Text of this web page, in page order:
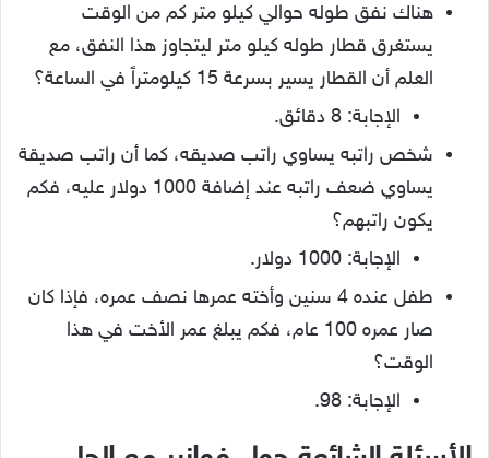
هناك نفق طوله حوالي كيلو متر كم من الوقت
يستغرق قطار طوله كيلو متر ليتجاوز هذا النفق، مع
العلم أن القطار يسير بسرعة 15 كيلومتراً في الساعة؟
الإجابة: 8 دقائق.
شخص راتبه يساوي راتب صديقه، كما أن راتب صديقة
يساوي ضعف راتبه عند إضافة 1000 دولار عليه، فكم
يكون راتبهم؟
الإجابة: 1000 دولار.
طفل عنده 4 سنين وأخته عمرها نصف عمره، فإذا كان
صار عمره 100 عام، فكم يبلغ عمر الأخت في هذا
الوقت؟
الإجابة: 98.